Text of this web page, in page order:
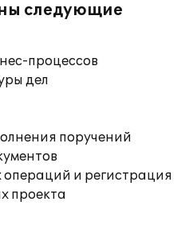
следующие
процессов
дел
поручений
операций и регистрация
проекта